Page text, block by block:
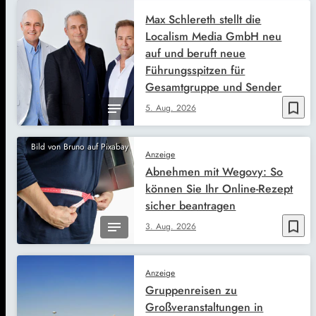
bookmark_border
5. Aug. 2026
Max Schlereth stellt die
Localism Media GmbH neu
auf und beruft neue
Führungsspitzen für
Gesamtgruppe und Sender
Bild von Bruno auf Pixabay
bookmark_border
Anzeige
3. Aug. 2026
Abnehmen mit Wegovy: So
können Sie Ihr Online-Rezept
sicher beantragen
Anzeige
Gruppenreisen zu
Großveranstaltungen in